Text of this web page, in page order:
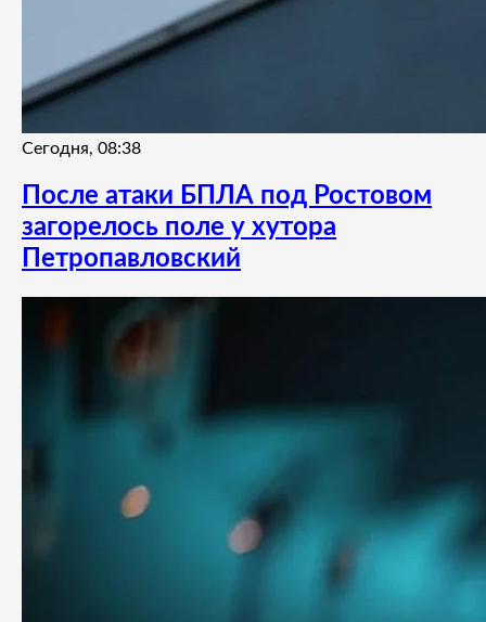
Сегодня, 08:38
После атаки БПЛА под Ростовом
загорелось поле у хутора
Петропавловский